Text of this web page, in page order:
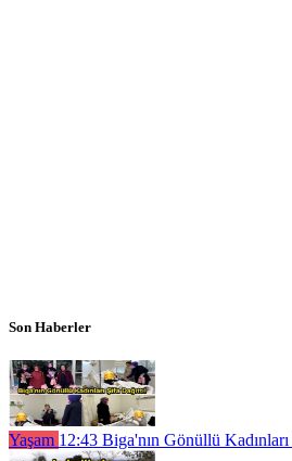
Son Haberler
Yaşam 12:43 Biga'nın Gönüllü Kadınları